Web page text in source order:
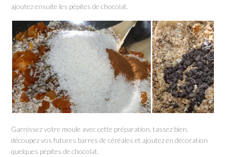
ajoutez ensuite les pépites de chocolat.
Garnissez votre moule avec cette préparation, tassez bien,
découpez vos futures barres de céréales et ajoutez en décoration
quelques pépites de chocolat.